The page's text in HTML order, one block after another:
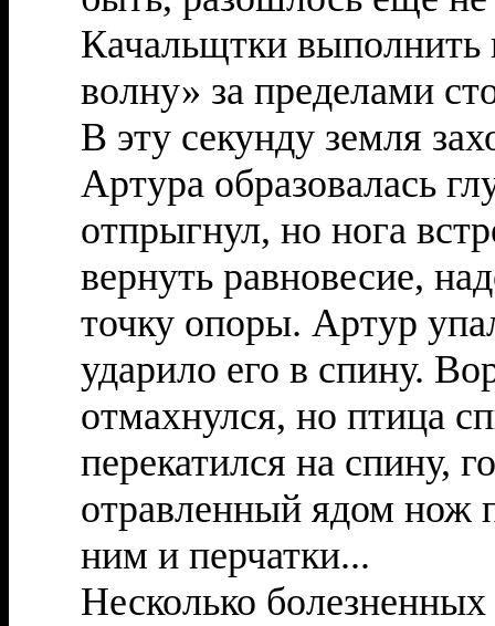
Качальщтки выполнить
волну» за пределами
В эту секунду земля
Артура образовалась
отпрыгнул, но нога
вернуть равновесие,
точку опоры. Артур
ударило его в спину.
отмахнулся, но птица
перекатился на спину,
отравленный ядом нож
ним и перчатки...
Несколько